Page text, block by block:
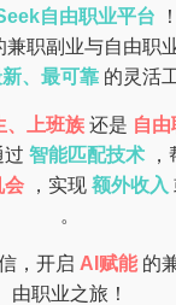
。本文将为你揭秘适
找到心仪的兼职机
型
负责回答客户的咨询
能力和耐心，适合
自由职业平台
兼职副业与自由职
、最可靠 的灵活
、上班族 还是 自
过 智能匹配技术
会 ，实现 额外收入
。
，开启 AI赋能 的
由职业之旅！